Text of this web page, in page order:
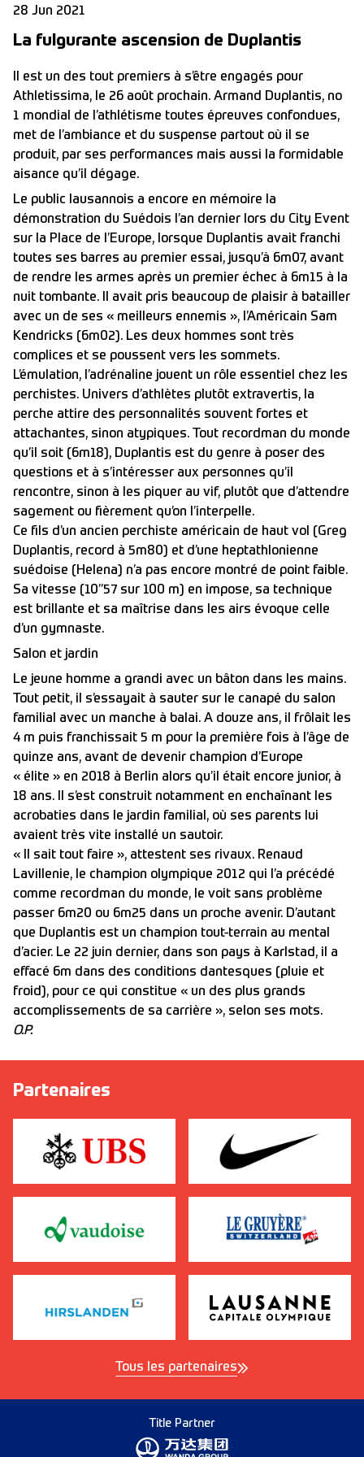
28 Jun 2021
La fulgurante ascension de Duplantis
Il est un des tout premiers à s’être engagés pour
Athletissima, le 26 août prochain. Armand Duplantis, no
1 mondial de l’athlétisme toutes épreuves confondues,
met de l’ambiance et du suspense partout où il se
produit, par ses performances mais aussi la formidable
aisance qu’il dégage.
Le public lausannois a encore en mémoire la
démonstration du Suédois l’an dernier lors du City Event
sur la Place de l’Europe, lorsque Duplantis avait franchi
toutes ses barres au premier essai, jusqu’à 6m07, avant
de rendre les armes après un premier échec à 6m15 à la
nuit tombante. Il avait pris beaucoup de plaisir à batailler
avec un de ses « meilleurs ennemis », l’Américain Sam
Kendricks (6m02). Les deux hommes sont très
complices et se poussent vers les sommets.
L’émulation, l’adrénaline jouent un rôle essentiel chez les
perchistes. Univers d’athlètes plutôt extravertis, la
perche attire des personnalités souvent fortes et
attachantes, sinon atypiques. Tout recordman du monde
qu’il soit (6m18), Duplantis est du genre à poser des
questions et à s’intéresser aux personnes qu’il
rencontre, sinon à les piquer au vif, plutôt que d’attendre
sagement ou fièrement qu’on l’interpelle.
Ce fils d’un ancien perchiste américain de haut vol (Greg
Duplantis, record à 5m80) et d’une heptathlonienne
suédoise (Helena) n’a pas encore montré de point faible.
Sa vitesse (10’’57 sur 100 m) en impose, sa technique
est brillante et sa maîtrise dans les airs évoque celle
d’un gymnaste.
Salon et jardin
Le jeune homme a grandi avec un bâton dans les mains.
Tout petit, il s’essayait à sauter sur le canapé du salon
familial avec un manche à balai. A douze ans, il frôlait les
4 m puis franchissait 5 m pour la première fois à l’âge de
quinze ans, avant de devenir champion d’Europe
« élite » en 2018 à Berlin alors qu’il était encore junior, à
18 ans. Il s’est construit notamment en enchaînant les
acrobaties dans le jardin familial, où ses parents lui
avaient très vite installé un sautoir.
« Il sait tout faire », attestent ses rivaux. Renaud
Lavillenie, le champion olympique 2012 qui l’a précédé
comme recordman du monde, le voit sans problème
passer 6m20 ou 6m25 dans un proche avenir. D’autant
que Duplantis est un champion tout-terrain au mental
d’acier. Le 22 juin dernier, dans son pays à Karlstad, il a
effacé 6m dans des conditions dantesques (pluie et
froid), pour ce qui constitue « un des plus grands
accomplissements de sa carrière », selon ses mots.
O.P.
Partenaires
Tous les partenaires
Title Partner